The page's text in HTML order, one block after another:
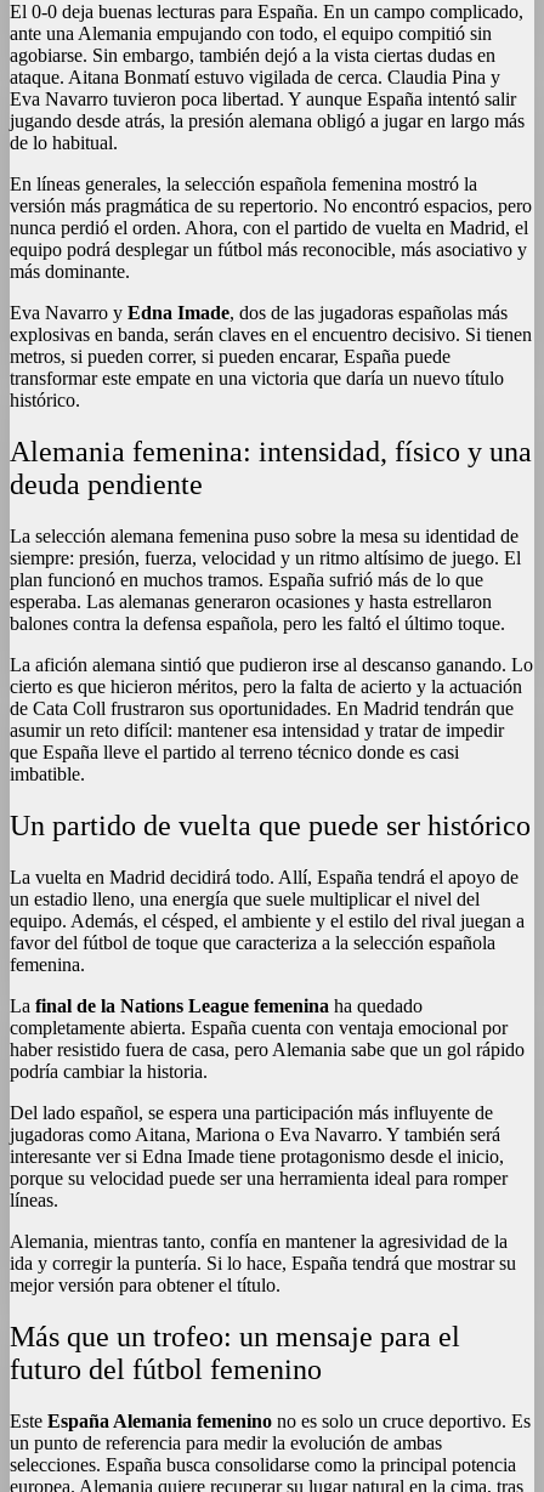
El 0-0 deja buenas lecturas para España. En un campo complicado,
ante una Alemania empujando con todo, el equipo compitió sin
agobiarse. Sin embargo, también dejó a la vista ciertas dudas en
ataque. Aitana Bonmatí estuvo vigilada de cerca. Claudia Pina y
Eva Navarro tuvieron poca libertad. Y aunque España intentó salir
jugando desde atrás, la presión alemana obligó a jugar en largo más
de lo habitual.
En líneas generales, la selección española femenina mostró la
versión más pragmática de su repertorio. No encontró espacios, pero
nunca perdió el orden. Ahora, con el partido de vuelta en Madrid, el
equipo podrá desplegar un fútbol más reconocible, más asociativo y
más dominante.
Eva Navarro y Edna Imade, dos de las jugadoras españolas más
explosivas en banda, serán claves en el encuentro decisivo. Si tienen
metros, si pueden correr, si pueden encarar, España puede
transformar este empate en una victoria que daría un nuevo título
histórico.
Alemania femenina: intensidad, físico y una
deuda pendiente
La selección alemana femenina puso sobre la mesa su identidad de
siempre: presión, fuerza, velocidad y un ritmo altísimo de juego. El
plan funcionó en muchos tramos. España sufrió más de lo que
esperaba. Las alemanas generaron ocasiones y hasta estrellaron
balones contra la defensa española, pero les faltó el último toque.
La afición alemana sintió que pudieron irse al descanso ganando. Lo
cierto es que hicieron méritos, pero la falta de acierto y la actuación
de Cata Coll frustraron sus oportunidades. En Madrid tendrán que
asumir un reto difícil: mantener esa intensidad y tratar de impedir
que España lleve el partido al terreno técnico donde es casi
imbatible.
Un partido de vuelta que puede ser histórico
La vuelta en Madrid decidirá todo. Allí, España tendrá el apoyo de
un estadio lleno, una energía que suele multiplicar el nivel del
equipo. Además, el césped, el ambiente y el estilo del rival juegan a
favor del fútbol de toque que caracteriza a la selección española
femenina.
La final de la Nations League femenina ha quedado
completamente abierta. España cuenta con ventaja emocional por
haber resistido fuera de casa, pero Alemania sabe que un gol rápido
podría cambiar la historia.
Del lado español, se espera una participación más influyente de
jugadoras como Aitana, Mariona o Eva Navarro. Y también será
interesante ver si Edna Imade tiene protagonismo desde el inicio,
porque su velocidad puede ser una herramienta ideal para romper
líneas.
Alemania, mientras tanto, confía en mantener la agresividad de la
ida y corregir la puntería. Si lo hace, España tendrá que mostrar su
mejor versión para obtener el título.
Más que un trofeo: un mensaje para el
futuro del fútbol femenino
Este España Alemania femenino no es solo un cruce deportivo. Es
un punto de referencia para medir la evolución de ambas
selecciones. España busca consolidarse como la principal potencia
europea. Alemania quiere recuperar su lugar natural en la cima, tras